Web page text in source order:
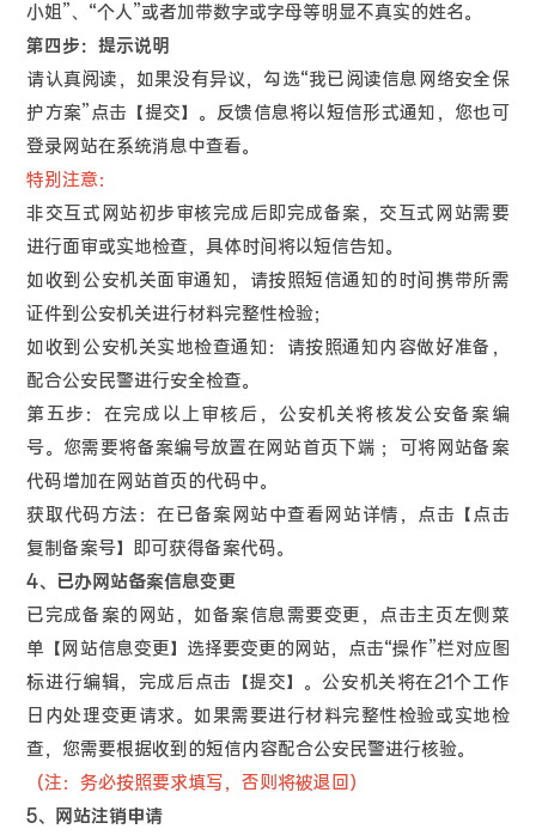
小姐”、“个人”或者加带数字或字母等明显不真实的姓名。
第四步：提示说明
请认真阅读，如果没有异议，勾选“我已阅读信息网络安全保
护方案”点击【提交】。反馈信息将以短信形式通知，您也可
登录网站在系统消息中查看。
特别注意：
非交互式网站初步审核完成后即完成备案，交互式网站需要
进行面审或实地检查，具体时间将以短信告知。
如收到公安机关面审通知，请按照短信通知的时间携带所需
证件到公安机关进行材料完整性检验；
如收到公安机关实地检查通知：请按照通知内容做好准备，
配合公安民警进行安全检查。
第五步：在完成以上审核后，公安机关将核发公安备案编
号。您需要将备案编号放置在网站首页下端 ；可将网站备案
代码增加在网站首页的代码中。
获取代码方法：在已备案网站中查看网站详情，点击【点击
复制备案号】即可获得备案代码。
4、已办网站备案信息变更
已完成备案的网站，如备案信息需要变更，点击主页左侧菜
单【网站信息变更】选择要变更的网站，点击“操作”栏对应图
标进行编辑，完成后点击【提交】。公安机关将在21个工作
日内处理变更请求。如果需要进行材料完整性检验或实地检
查，您需要根据收到的短信内容配合公安民警进行核验。
（注：务必按照要求填写，否则将被退回）
5、网站注销申请